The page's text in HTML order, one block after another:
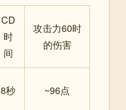
CD
时
间
攻击力60时
的伤害
8秒 ~96点